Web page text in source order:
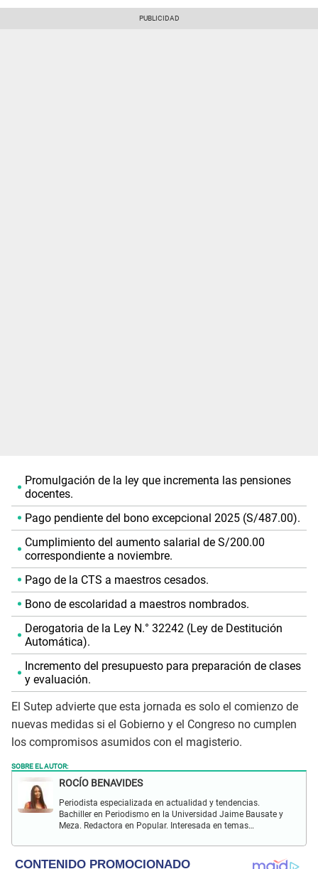
Promulgación de la ley que incrementa las pensiones
docentes.
Pago pendiente del bono excepcional 2025 (S/487.00).
Cumplimiento del aumento salarial de S/200.00
correspondiente a noviembre.
Pago de la CTS a maestros cesados.
Bono de escolaridad a maestros nombrados.
Derogatoria de la Ley N.° 32242 (Ley de Destitución
Automática).
Incremento del presupuesto para preparación de clases
y evaluación.
El Sutep advierte que esta jornada es solo el comienzo de
nuevas medidas si el Gobierno y el Congreso no cumplen
los compromisos asumidos con el magisterio.
SOBRE EL AUTOR:
ROCÍO BENAVIDES
Periodista especializada en actualidad y tendencias.
Bachiller en Periodismo en la Universidad Jaime Bausate y
Meza. Redactora en Popular. Interesada en temas
virales en tendencia y más.